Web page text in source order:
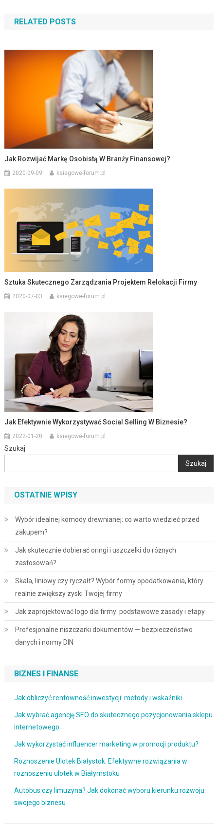
wpisu
RELATED POSTS
Jak Rozwijać Markę Osobistą W Branży Finansowej?
2020-09-09 ksiegowe-forum.pl
Sztuka Skutecznego Zarządzania Projektem Relokacji Firmy
2020-07-03 ksiegowe-forum.pl
Jak Efektywnie Wykorzystywać Social Selling W Biznesie?
2022-01-20 ksiegowe-forum.pl
Szukaj
Szukaj
OSTATNIE WPISY
Wybór idealnej komody drewnianej: co warto wiedzieć przed
zakupem?
Jak skutecznie dobierać oringi i uszczelki do różnych
zastosowań?
Skala, liniowy czy ryczałt? Wybór formy opodatkowania, który
realnie zwiększy zyski Twojej firmy
Jak zaprojektować logo dla firmy: podstawowe zasady i etapy
Profesjonalne niszczarki dokumentów — bezpieczeństwo
danych i normy DIN
BIZNES I FINANSE
Jak obliczyć rentowność inwestycji: metody i wskaźniki
Jak wybrać agencję SEO do skutecznego pozycjonowania sklepu
internetowego
Jak wykorzystać influencer marketing w promocji produktu?
Roznoszenie Ulotek Białystok: Efektywne rozwiązania w
roznoszeniu ulotek w Białymstoku
Autobus czy limuzyna? Jak dokonać wyboru kierunku rozwoju
swojego biznesu